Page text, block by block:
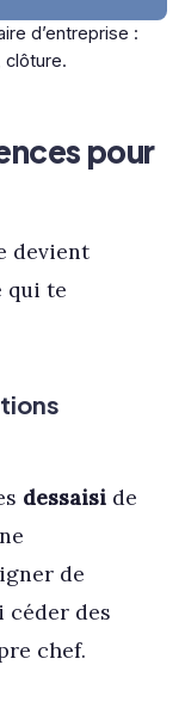
d’entreprise :
clôture.
pour
devient
qui te
dessaiside
de
céder des
chef.